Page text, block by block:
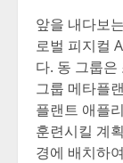
앞을 내다보
로벌 피지컬
다. 동 그룹
그룹 메타플
플랜트 애플
훈련시킬 계
경에 배치하